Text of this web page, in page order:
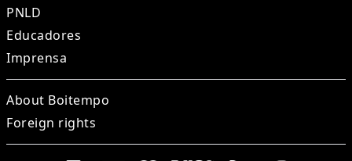
PNLD
Educadores
Imprensa
About Boitempo
Foreign rights